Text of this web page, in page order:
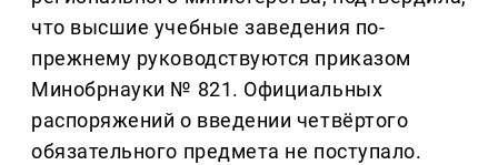
что высшие учебные заведения по-
прежнему руководствуются приказом
Минобрнауки № 821. Официальных
распоряжений о введении четвёртого
обязательного предмета не поступало.